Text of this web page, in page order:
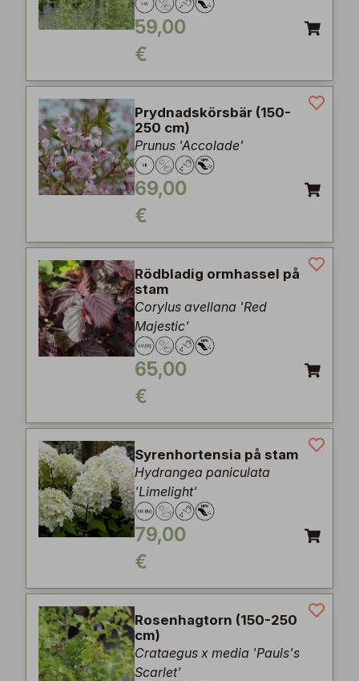
59,00
€
Prydnadskörsbär (150-
250 cm)
Prunus 'Accolade'
69,00
€
Rödbladig ormhassel på
stam
Corylus avellana 'Red
Majestic'
65,00
€
Syrenhortensia på stam
Hydrangea paniculata
'Limelight'
79,00
€
Rosenhagtorn (150-250
cm)
Crataegus x media 'Pauls's
Scarlet'